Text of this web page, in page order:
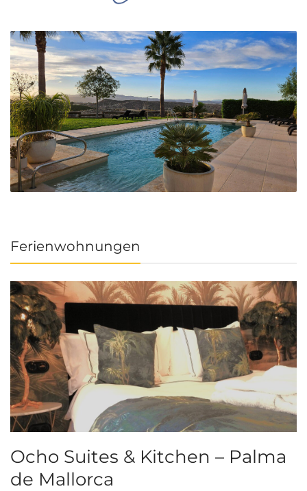
Ferienwohnungen
Ocho Suites & Kitchen – Palma
de Mallorca